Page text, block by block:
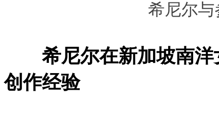
希尼尔
希尼尔在新加坡南
创作经验